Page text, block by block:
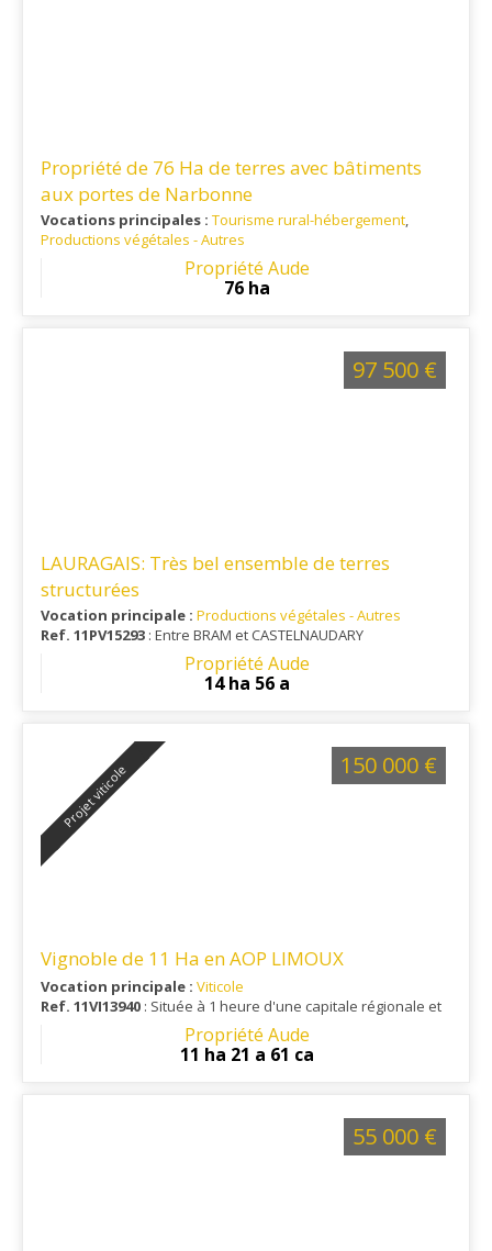
Propriété de 76 Ha de terres avec bâtiments
aux portes de Narbonne
Vocations principales : Tourisme rural-hébergement,
Productions végétales - Autres
: Aux portes d'une métropole régionale, à 10
mn de la mer et à proximité immédiate d'un échangeur
autoroutier, très belle propriété d'un seul tenant.
Propriété Aude
76 ha
LAURAGAIS: Très bel ensemble de terres
structurées
Vocation principale : Productions végétales - Autres
Ref. 11PV15293 : Entre BRAM et CASTELNAUDARY
Propriété Aude
14 ha 56 a
97 500 €
Projet viticole
Vignoble de 11 Ha en AOP LIMOUX
Vocation principale : Viticole
Ref. 11VI13940 : Située à 1 heure d'une capitale régionale et
à 10 minutes de toutes les commodités.
Propriété Aude
11 ha 21 a 61 ca
150 000 €
55 000 €